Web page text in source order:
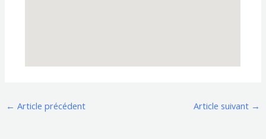
← Article précédent Article suivant →